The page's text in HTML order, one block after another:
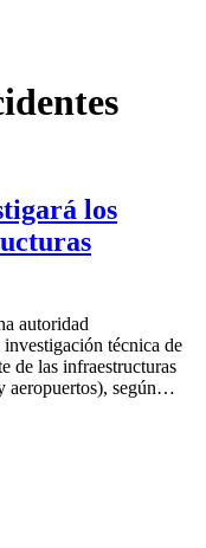
los
autoridad
técnica de
de las infraestructuras
aeropuertos), según…